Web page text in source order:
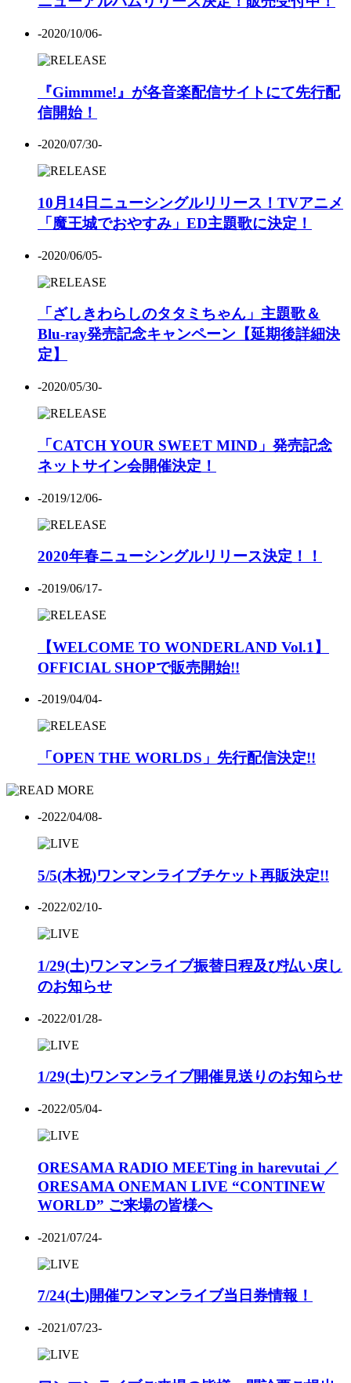
-2020/10/06-
『Gimmme!』が各音楽配信サイトにて先行配
信開始！
-2020/07/30-
10月14日ニューシングルリリース！TVアニメ
「魔王城でおやすみ」ED主題歌に決定！
-2020/06/05-
「ざしきわらしのタタミちゃん」主題歌＆
Blu-ray発売記念キャンペーン【延期後詳細決
定】
-2020/05/30-
「CATCH YOUR SWEET MIND」発売記念
ネットサイン会開催決定！
-2019/12/06-
2020年春ニューシングルリリース決定！！
-2019/06/17-
【WELCOME TO WONDERLAND Vol.1】
OFFICIAL SHOPで販売開始!!
-2019/04/04-
「OPEN THE WORLDS」先行配信決定!!
-2022/04/08-
5/5(木祝)ワンマンライブチケット再販決定!!
-2022/02/10-
1/29(土)ワンマンライブ振替日程及び払い戻し
のお知らせ
-2022/01/28-
1/29(土)ワンマンライブ開催見送りのお知らせ
-2022/05/04-
ORESAMA RADIO MEETing in harevutai ／
ORESAMA ONEMAN LIVE “CONTINEW
WORLD” ご来場の皆様へ
-2021/07/24-
7/24(土)開催ワンマンライブ当日券情報！
-2021/07/23-